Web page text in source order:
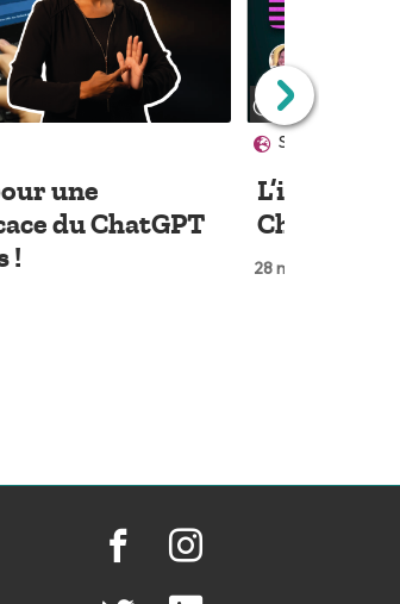
une
du ChatGPT
!
06:38
Société &
ChatGPT,
28 mars 2023